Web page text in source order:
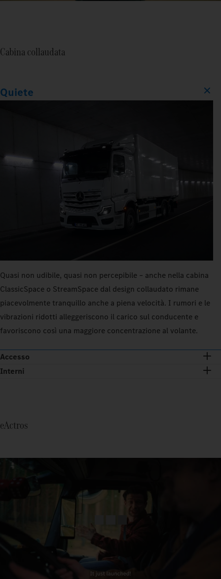
Cabina collaudata
Quiete
Quasi non udibile, quasi non percepibile – anche nella cabina
ClassicSpace o StreamSpace dal design collaudato rimane
piacevolmente tranquillo anche a piena velocità. I rumori e le
vibrazioni ridotti alleggeriscono il carico sul conducente e
favoriscono così una maggiore concentrazione al volante.
Accesso
Interni
eActros